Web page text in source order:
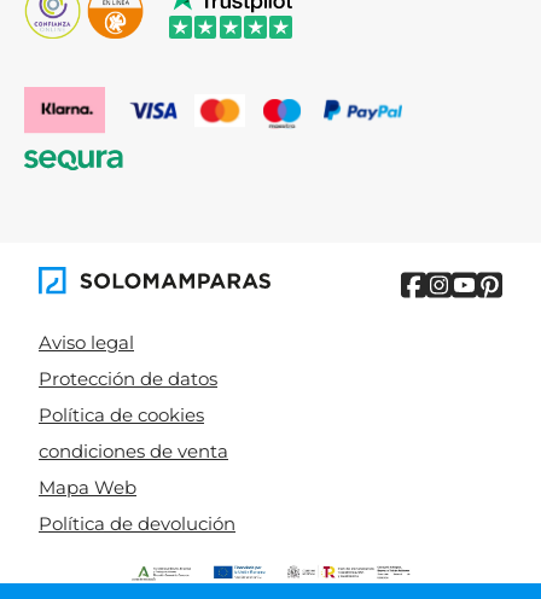
Aviso legal
Protección de datos
Política de cookies
condiciones de venta
Mapa Web
Política de devolución